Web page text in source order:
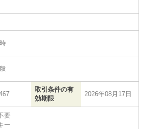
取引条件の有
効期限
2026年08月17日
要
ー